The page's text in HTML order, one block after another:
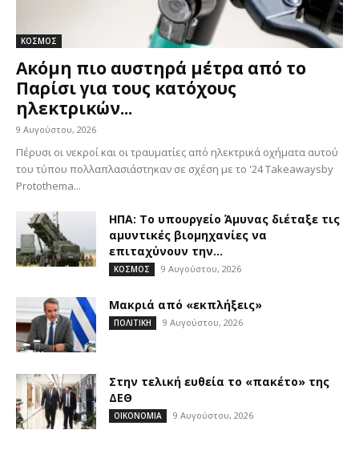
ΚΟΣΜΟΣ
Ακόμη πιο αυστηρά μέτρα από το
Παρίσι για τους κατόχους
ηλεκτρικών...
9 Αυγούστου, 2026
Πέρυσι οι νεκροί και οι τραυματίες από ηλεκτρικά οχήματα αυτού
του τύπου πολλαπλασιάστηκαν σε σχέση με το '24 Takeawaysby
Protothema...
ΗΠΑ: Το υπουργείο Άμυνας διέταξε τις
αμυντικές βιομηχανίες να
επιταχύνουν την...
ΚΟΣΜΟΣ 9 Αυγούστου, 2026
Μακριά από «εκπλήξεις»
ΠΟΛΙΤΙΚΗ 9 Αυγούστου, 2026
Στην τελική ευθεία το «πακέτο» της
ΔΕΘ
ΟΙΚΟΝΟΜΙΑ 9 Αυγούστου, 2026